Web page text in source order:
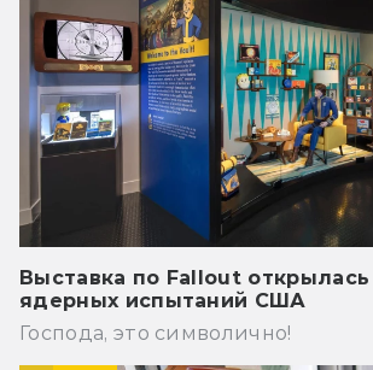
Выставка по Fallout
ядерных испытаний США
Господа, это символично!